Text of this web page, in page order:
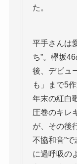
た。
平手さんは
ち”。欅坂
後、デビュ
も」まで5
年末の紅白
圧巻のキレ
が、その後
不協和音”
に過呼吸の